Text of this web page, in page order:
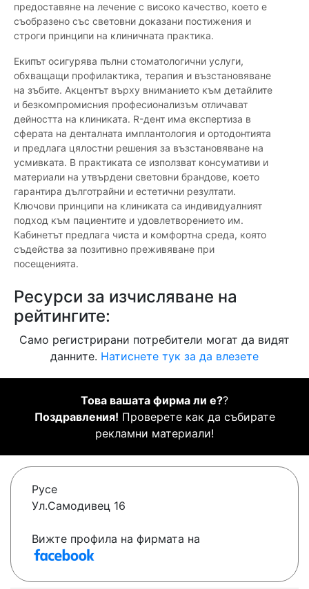
предоставяне на лечение с високо качество, което е
съобразено със световни доказани постижения и
строги принципи на клиничната практика.
Екипът осигурява пълни стоматологични услуги,
обхващащи профилактика, терапия и възстановяване
на зъбите. Акцентът върху вниманието към детайлите
и безкомпромисния професионализъм отличават
дейността на клиниката. R-дент има експертиза в
сферата на денталната имплантология и ортодонтията
и предлага цялостни решения за възстановяване на
усмивката. В практиката се използват консумативи и
материали на утвърдени световни брандове, което
гарантира дълготрайни и естетични резултати.
Ключови принципи на клиниката са индивидуалният
подход към пациентите и удовлетворението им.
Кабинетът предлага чиста и комфортна среда, която
съдейства за позитивно преживяване при
посещенията.
Ресурси за изчисляване на
рейтингите:
Само регистрирани потребители могат да видят
данните. Натиснете тук за да влезете
Това вашата фирма ли е??
Поздравления! Проверете как да събирате
рекламни материали!
Русе
Ул.Самодивец 16
Вижте профила на фирмата на